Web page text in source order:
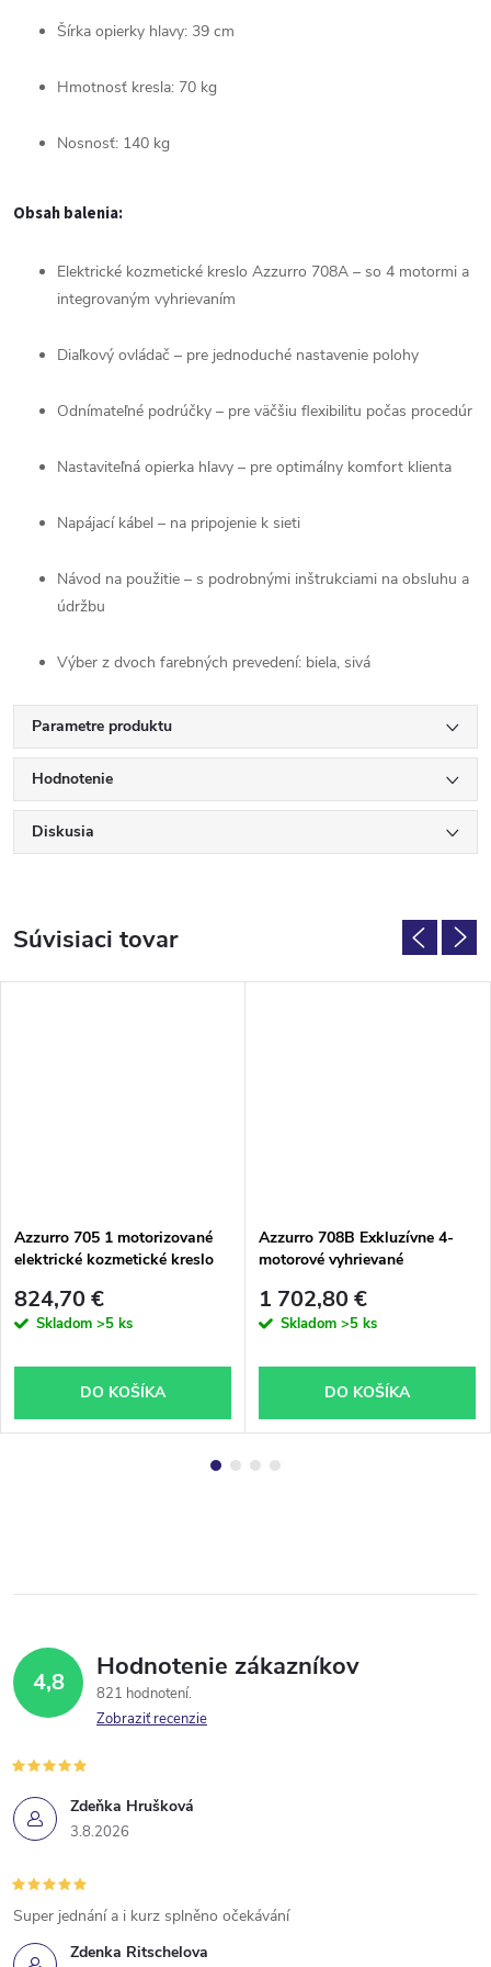
Šírka opierky hlavy: 39 cm
Hmotnosť kresla: 70 kg
Nosnosť: 140 kg
Obsahbalenia:
Elektrické kozmetické kreslo Azzurro 708A – so 4 motormi a
integrovaným vyhrievaním
Diaľkový ovládač – pre jednoduché nastavenie polohy
Odnímateľné podrúčky – pre väčšiu flexibilitu počas procedúr
Nastaviteľná opierka hlavy – pre optimálny komfort klienta
Napájací kábel – na pripojenie k sieti
Návod na použitie – s podrobnými inštrukciami na obsluhu a
údržbu
Výber z dvoch farebných prevedení: biela, sivá
Parametre produktu
Hodnotenie
Diskusia
Súvisiaci tovar
Azzurro 705 1 motorizované
elektrické kozmetické kreslo
824,70 €
Skladom >5 ks
DO KOŠÍKA
Azzurro 708B Exkluzívne 4-
motorové vyhrievané
1 702,80 €
Skladom >5 ks
DO KOŠÍKA
4,8 Hodnotenie zákazníkov
821 hodnotení
Zobraziť recenzie
Zdeňka Hrušková
3.8.2026
Zdenka Ritschelova
Super jednání a i kurz splněno očekávání